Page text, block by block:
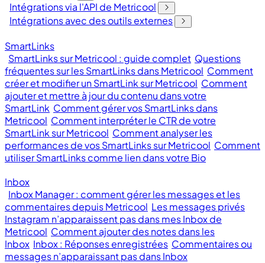
Intégrations via l'API de Metricool
Intégrations avec des outils externes
SmartLinks
SmartLinks sur Metricool : guide complet Questions
fréquentes sur les SmartLinks dans Metricool Comment
créer et modifier un SmartLink sur Metricool Comment
ajouter et mettre à jour du contenu dans votre
SmartLink Comment gérer vos SmartLinks dans
Metricool Comment interpréter le CTR de votre
SmartLink sur Metricool Comment analyser les
performances de vos SmartLinks sur Metricool Comment
utiliser SmartLinks comme lien dans votre Bio
Inbox
Inbox Manager : comment gérer les messages et les
commentaires depuis Metricool Les messages privés
Instagram n’apparaissent pas dans mes Inbox de
Metricool Comment ajouter des notes dans les
Inbox Inbox : Réponses enregistrées Commentaires ou
messages n’apparaissant pas dans Inbox